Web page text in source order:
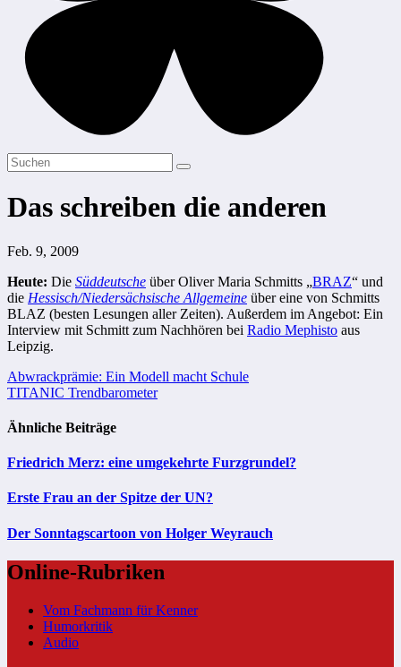
Das schreiben die anderen
Feb. 9, 2009
Heute: Die Süddeutsche über Oliver Maria Schmitts „BRAZ“ und
die Hessisch/Niedersächsische Allgemeine über eine von Schmitts
BLAZ (besten Lesungen aller Zeiten). Außerdem im Angebot: Ein
Interview mit Schmitt zum Nachhören bei Radio Mephisto aus
Leipzig.
Beitragsnavigation
Abwrackprämie: Ein Modell macht Schule
TITANIC Trendbarometer
Ähnliche Beiträge
Friedrich Merz: eine umgekehrte Furzgrundel?
Erste Frau an der Spitze der UN?
Der Sonntagscartoon von Holger Weyrauch
Online-Rubriken
Vom Fachmann für Kenner
Humorkritik
Audio